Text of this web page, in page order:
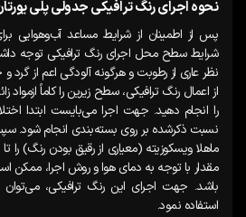
نحوه اجرای رنگ ترافیکی جدولی پلی
پس از اطمینان از شرایط مساعد آب‌وهوایی
شرایط سطح محل اجرای رنگ ترافیکی توجه
نظر عاری از رطوبت و هرگونه آلودگی اعم از
از اعمال رنگ ترافیکی، سطح زیرین را کاماً ازمواد
نسبت ذکرشده بر روی بسته‌بندی انجام شود. سپس
ماهلا ویسکوزیته (معیاری از رقیق بودن رنگ)
باشد. جهت اجرای این رنگ ترافیکی، می‌توان
استفاده نمود.